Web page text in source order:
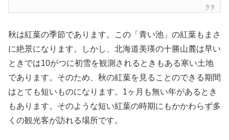
秋は紅葉の季節であります。この「青い池」の紅葉もまさ
に絶景になります。しかし、北海道美瑛の十勝山麓は早い
ときでは10がつに初雪を観測されるときもある寒い土地
であります。そのため、秋の紅葉を見ることのできる期間
はとても短いものになります。1ヶ月も無い年があるとき
もあります。そのような短い紅葉の時期にもかかわらず多
くの観光客が訪れる場所です。